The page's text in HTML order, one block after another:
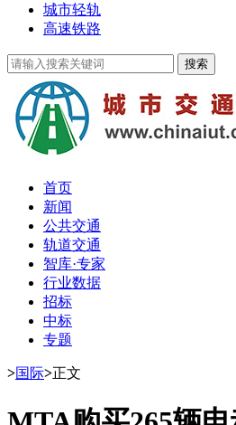
城市轻轨
高速铁路
首页
新闻
公共交通
轨道交通
智库·专家
行业数据
招标
中标
专题
>国际>正文